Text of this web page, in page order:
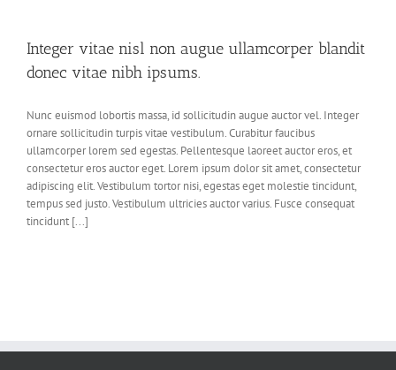
Integer vitae nisl non augue ullamcorper blandit
donec vitae nibh ipsums.
Nunc euismod lobortis massa, id sollicitudin augue auctor vel. Integer
ornare sollicitudin turpis vitae vestibulum. Curabitur faucibus
ullamcorper lorem sed egestas. Pellentesque laoreet auctor eros, et
consectetur eros auctor eget. Lorem ipsum dolor sit amet, consectetur
adipiscing elit. Vestibulum tortor nisi, egestas eget molestie tincidunt,
tempus sed justo. Vestibulum ultricies auctor varius. Fusce consequat
tincidunt [...]